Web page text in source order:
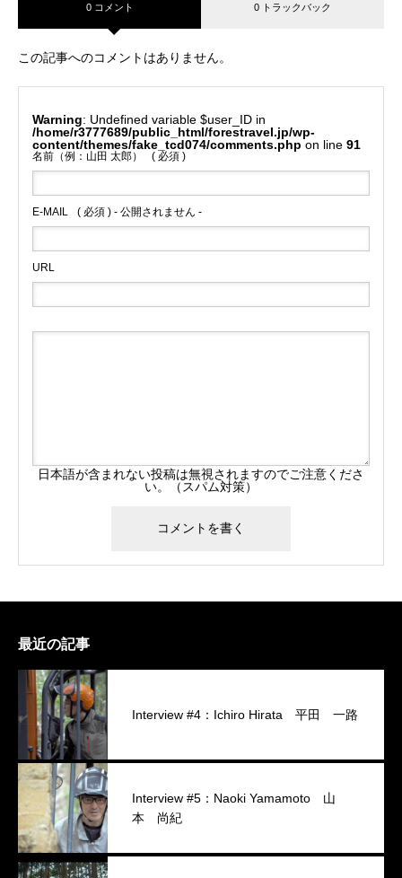
0 コメント 0 トラックバック
この記事へのコメントはありません。
Warning
: Undefined variable $user_ID in
/home/r3777689/public_html/forestravel.jp/wp-
content/themes/fake_tcd074/comments.php on line 91
名前（例：山田 太郎） ( 必須 )
E-MAIL ( 必須 ) - 公開されません -
URL
日本語が含まれない投稿は無視されますのでご注意くださ
い。（スパム対策）
最近の記事
Interview #4：Ichiro Hirata 平田 一路
Interview #5：Naoki Yamamoto 山
本 尚紀